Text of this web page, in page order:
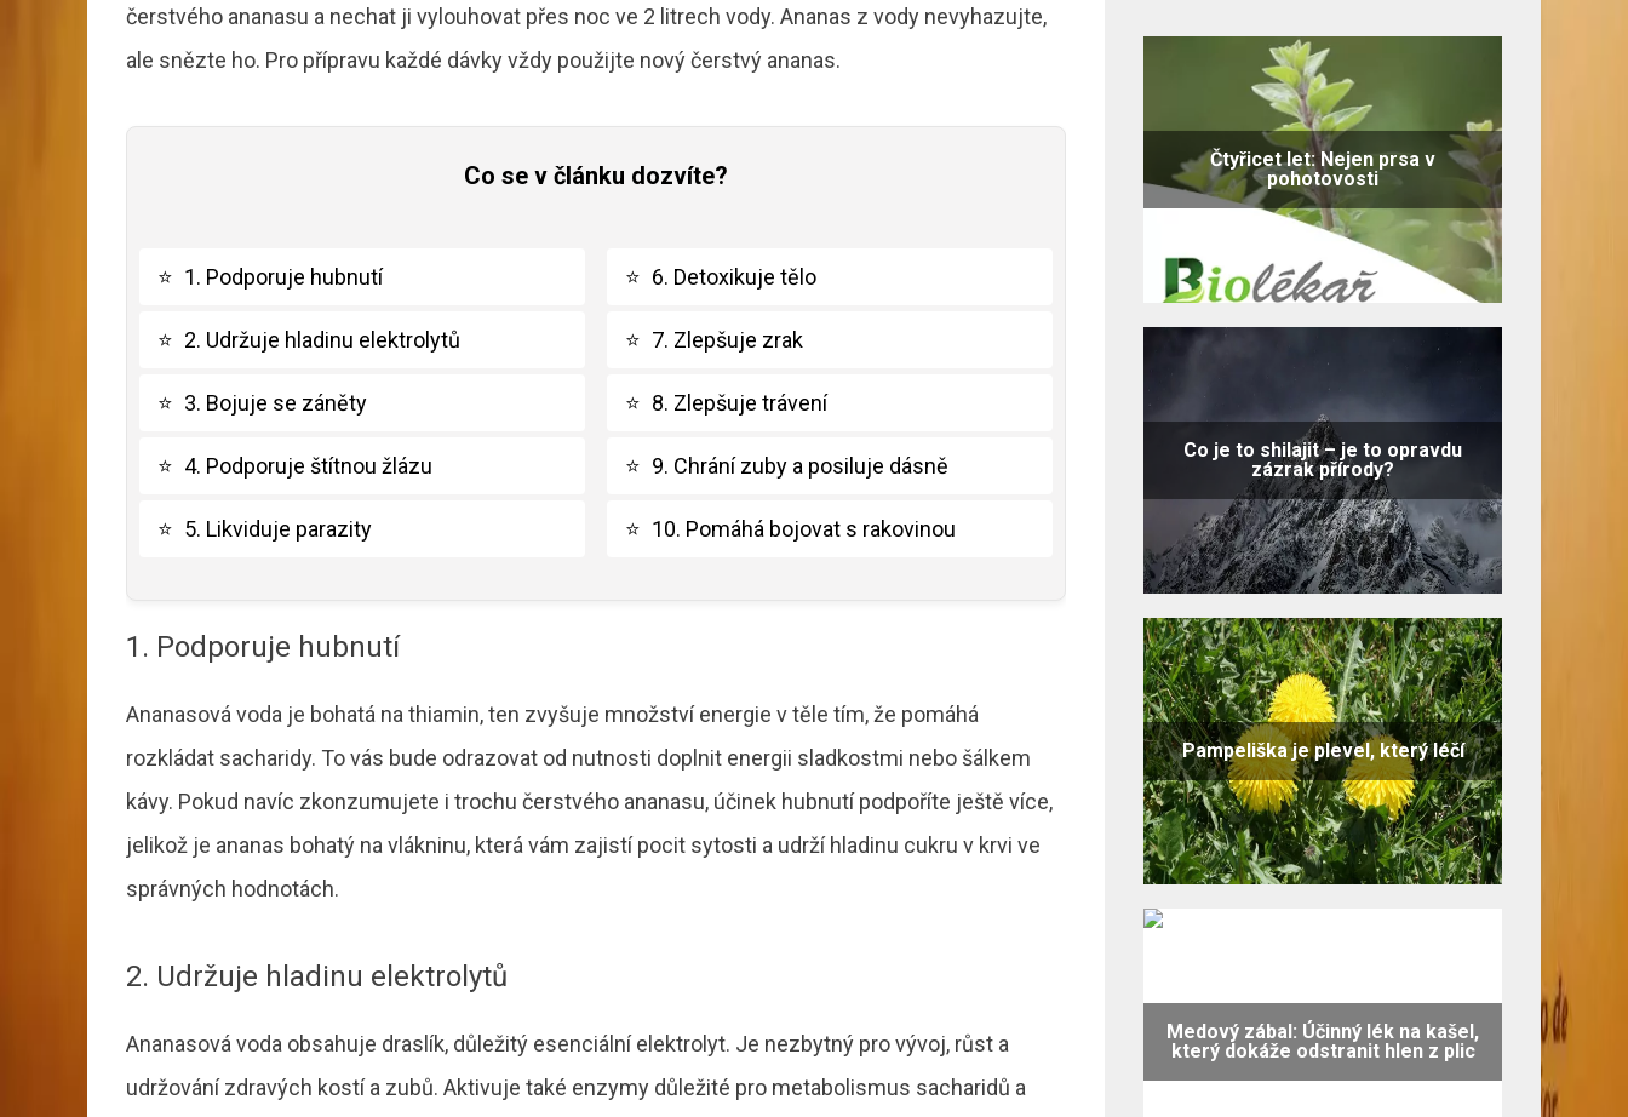
čerstvého ananasu a nechat ji vylouhovat přes noc ve 2 litrech vody. Ananas z vody nevyhazujte,
ale snězte ho. Pro přípravu každé dávky vždy použijte nový čerstvý ananas.
Co se v článku dozvíte?
⭐ 1. Podporuje hubnutí
⭐ 2. Udržuje hladinu elektrolytů
⭐ 3. Bojuje se záněty
⭐ 4. Podporuje štítnou žlázu
⭐ 5. Likviduje parazity
⭐ 6. Detoxikuje tělo
⭐ 7. Zlepšuje zrak
⭐ 8. Zlepšuje trávení
⭐ 9. Chrání zuby a posiluje dásně
⭐ 10. Pomáhá bojovat s rakovinou
1. Podporuje hubnutí
Ananasová voda je bohatá na thiamin, ten zvyšuje množství energie v těle tím, že pomáhá
rozkládat sacharidy. To vás bude odrazovat od nutnosti doplnit energii sladkostmi nebo šálkem
kávy. Pokud navíc zkonzumujete i trochu čerstvého ananasu, účinek hubnutí podpoříte ještě více,
jelikož je ananas bohatý na vlákninu, která vám zajistí pocit sytosti a udrží hladinu cukru v krvi ve
správných hodnotách.
2. Udržuje hladinu elektrolytů
Ananasová voda obsahuje draslík, důležitý esenciální elektrolyt. Je nezbytný pro vývoj, růst a
udržování zdravých kostí a zubů. Aktivuje také enzymy důležité pro metabolismus sacharidů a
Čtyřicet let: Nejen prsa v
pohotovosti
Co je to shilajit – je to opravdu
zázrak přírody?
Pampeliška je plevel, který léčí
Medový zábal: Účinný lék na kašel,
který dokáže odstranit hlen z plic